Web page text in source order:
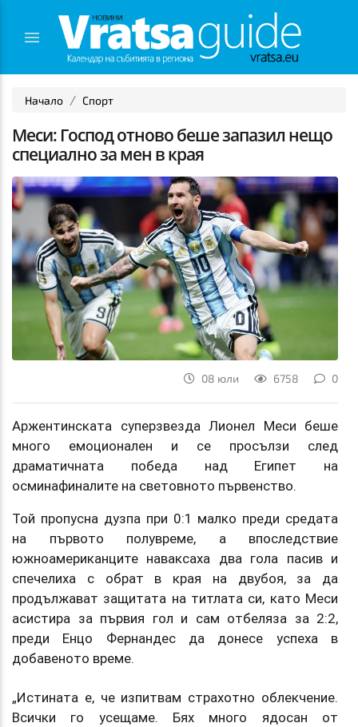
Начало Спорт
Меси: Господ отново беше запазил нещо
специално за мен в края
08 юли 6758 0
Аржентинската суперзвезда Лионел Меси беше
много емоционален и се просълзи след
драматичната победа над Египет на
осминафиналите на световното първенство.
Той пропусна дузпа при 0:1 малко преди средата
на първото полувреме, а впоследствие
южноамериканците наваксаха два гола пасив и
спечелиха с обрат в края на двубоя, за да
продължават защитата на титлата си, като Меси
асистира за първия гол и сам отбеляза за 2:2,
преди Енцо Фернандес да донесе успеха в
добавеното време.
„Истината е, че изпитвам страхотно облекчение.
Всички го усещаме. Бях много ядосан от